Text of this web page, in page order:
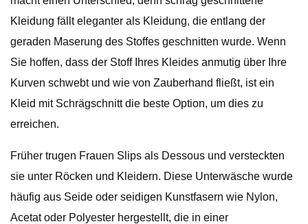
Kleidung fällt eleganter als Kleidung, die entlang der
geraden Maserung des Stoffes geschnitten wurde. Wenn
Sie hoffen, dass der Stoff Ihres Kleides anmutig über Ihre
Kurven schwebt und wie von Zauberhand fließt, ist ein
Kleid mit Schrägschnitt die beste Option, um dies zu
erreichen.
Früher trugen Frauen Slips als Dessous und versteckten
sie unter Röcken und Kleidern. Diese Unterwäsche wurde
häufig aus Seide oder seidigen Kunstfasern wie Nylon,
Acetat oder Polyester hergestellt, die in einer